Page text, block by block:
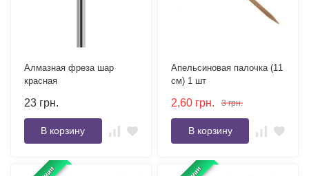
Алмазная фреза шар
красная
23 грн.
В корзину
Апельсиновая палочка (11
см) 1 шт
2,60 грн. 3 грн.
В корзину